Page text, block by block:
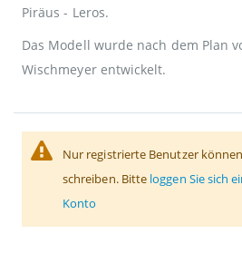
Piräus - Leros.
Das Modell wurde nach dem Plan
Wischmeyer entwickelt.
Nur registrierte Benutzer
schreiben. Bitte loggen Sie sich
Konto